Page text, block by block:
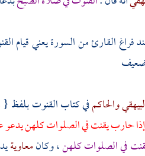
فراغ القارئ من السورة يعني قيام
والحاكمفي كتاب القنوت بلفظ {
إذا حارب يقنت في الصلوات كلهن يدعو
في الصلوات كلهن، وكانمعاوية